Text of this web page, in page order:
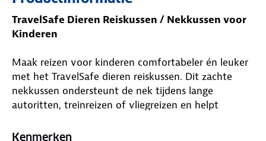
TravelSafe Dieren Reiskussen / Nekkussen voor
Kinderen
Maak reizen voor kinderen comfortabeler én leuker
met het TravelSafe dieren reiskussen. Dit zachte
nekkussen ondersteunt de nek tijdens lange
autoritten, treinreizen of vliegreizen en helpt
Kenmerken